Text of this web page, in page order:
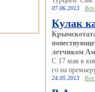
07.06.2013 Все
Кулак
летчиком
С 17 мая в
го на
24.05.2013 Все